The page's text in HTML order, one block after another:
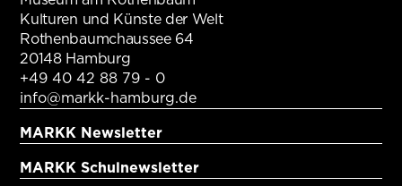
Kulturen und Künste der Welt
Rothenbaumchaussee 64
20148 Hamburg
+49 40 42 88 79 - 0
info@markk-hamburg.de
MARKK Newsletter
MARKK Schulnewsletter